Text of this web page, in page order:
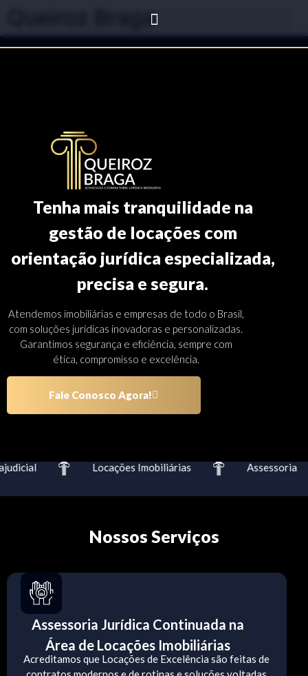
Queiroz Braga
Tenha mais tranquilidade na
gestão de locações com
orientação jurídica especializada,
precisa e segura.
Atendemos imobiliárias e empresas de todo o Brasil,
com soluções jurídicas inovadoras e personalizadas.
Garantimos segurança e eficiência, sempre com
ética, compromisso e excelência.
Fale Conosco Agora!
Locações Imobiliárias Assessoria
Nossos Serviços
Assessoria Jurídica Continuada na
Área de Locações Imobiliárias
Acreditamos que Locações de Excelência são feitas de